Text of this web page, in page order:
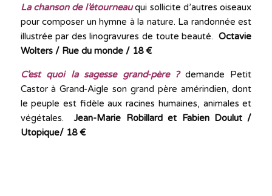
La chanson de l’étourneau qui sollicite d’autres oiseaux
pour composer un hymne à la nature. La randonnée est
illustrée par des linogravures de toute beauté.Octavie
Wolters / Rue du monde / 18 €
C’est quoi la sagesse grand-père ? demande Petit
Castor à Grand-Aigle son grand père amérindien, dont
le peuple est fidèle aux racines humaines, animales et
végétales.Jean-Marie Robillard et Fabien Doulut /
Utopique/ 18 €